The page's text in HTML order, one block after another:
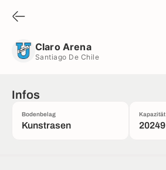
Claro Arena
Santiago De Chile
Infos
Bodenbelag
Kunstrasen
Kapazität
20249